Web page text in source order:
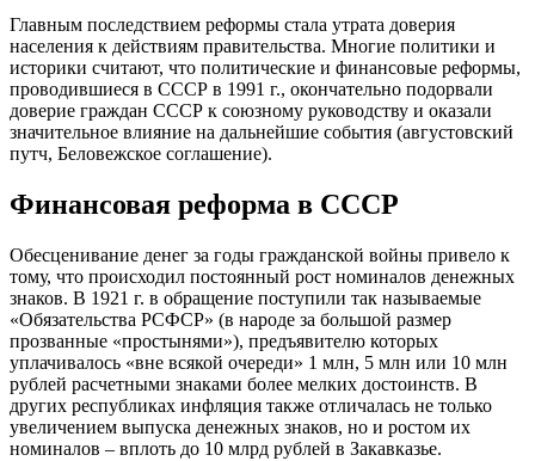
Главным последствием реформы стала утрата доверия
населения к действиям правительства. Многие политики и
историки считают, что политические и финансовые реформы,
проводившиеся в СССР в 1991 г., окончательно подорвали
доверие граждан СССР к союзному руководству и оказали
значительное влияние на дальнейшие события (августовский
путч, Беловежское соглашение).
Финансовая реформа в СССР
Обесценивание денег за годы гражданской войны привело к
тому, что происходил постоянный рост номиналов денежных
знаков. В 1921 г. в обращение поступили так называемые
«Обязательства РСФСР» (в народе за большой размер
прозванные «простынями»), предъявителю которых
уплачивалось «вне всякой очереди» 1 млн, 5 млн или 10 млн
рублей расчетными знаками более мелких достоинств. В
других республиках инфляция также отличалась не только
увеличением выпуска денежных знаков, но и ростом их
номиналов – вплоть до 10 млрд рублей в Закавказье.